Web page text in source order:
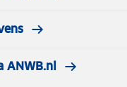
ANWB.nl